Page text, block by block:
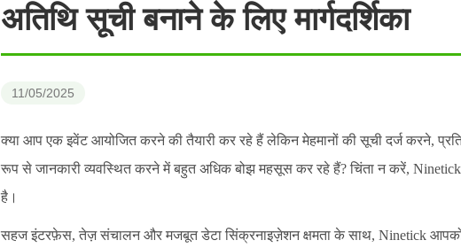
अतिथि सूची बनाने के लिए मार्गदर्शिका
11/05/2025
क्या आप एक इवेंट आयोजित करने की तैयारी कर रहे हैं लेकिन मेहमानों की सूची दर्ज करने,
रूप से जानकारी व्यवस्थित करने में बहुत अधिक बोझ महसूस कर रहे हैं? चिंता न करें,
है।
सहज इंटरफ़ेस, तेज़ संचालन और मजबूत डेटा सिंक्रनाइज़ेशन क्षमता के साथ, Ninetick